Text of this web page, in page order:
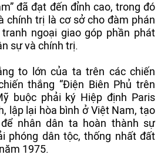
đã đạt đến đỉnh cao, trong đó
chính trị là cơ sở cho đàm phán
ngoại giao góp phần phát
sự và chính trị.
to lớn của ta trên các chiến
thắng “Điện Biên Phủ trên
buộc phải ký Hiệp định Paris
lập lại hòa bình ở Việt Nam, tạo
nhân dân ta hoàn thành sự
phóng dân tộc, thống nhất đất
1975.